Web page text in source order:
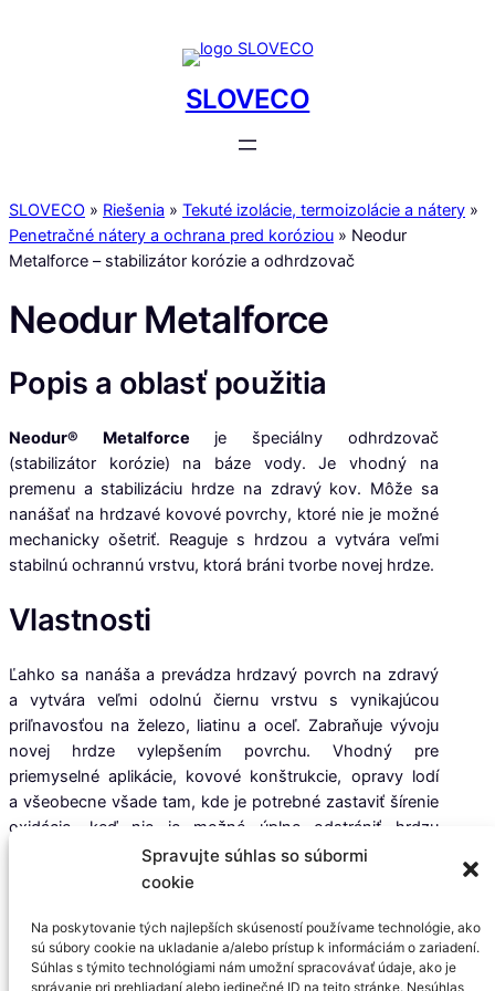
Spravujte súhlas so súbormi
cookie
Na poskytovanie tých najlepších skúseností používame technológie, ako
sú súbory cookie na ukladanie a/alebo prístup k informáciám o zariadení.
Súhlas s týmito technológiami nám umožní spracovávať údaje, ako je
správanie pri prehliadaní alebo jedinečné ID na tejto stránke. Nesúhlas
SLOVECO
SLOVECO » Riešenia » Tekuté izolácie, termoizolácie a nátery »
Penetračné nátery a ochrana pred koróziou » Neodur
Metalforce – stabilizátor korózie a odhrdzovač
Neodur Metalforce
Popis a oblasť použitia
Neodur® Metalforce je špeciálny odhrdzovač
(stabilizátor korózie) na báze vody. Je vhodný na
premenu a stabilizáciu hrdze na zdravý kov. Môže sa
nanášať na hrdzavé kovové povrchy, ktoré nie je možné
mechanicky ošetriť. Reaguje s hrdzou a vytvára veľmi
stabilnú ochrannú vrstvu, ktorá bráni tvorbe novej hrdze.
Vlastnosti
Ľahko sa nanáša a prevádza hrdzavý povrch na zdravý
a vytvára veľmi odolnú čiernu vrstvu s vynikajúcou
priľnavosťou na železo, liatinu a oceľ. Zabraňuje vývoju
novej hrdze vylepšením povrchu. Vhodný pre
priemyselnéaplikácie, kovové konštrukcie, opravy lodí
a všeobecne všade tam, kde je potrebné zastaviť šírenie
oxidácie, keď nie je možné úplne odstrániť hrdzu
mechanickými prostriedkami a pieskovaním. Je ho
možné pretrieť nátermi na báze vody.
Technické vlastnosti